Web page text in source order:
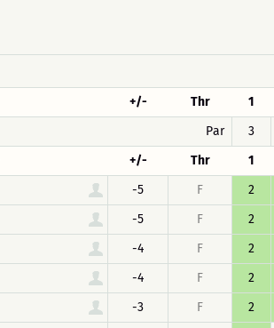
+/- Thr 1
Par
3
+/- Thr 1
-5 F 2
-5 F 2
-4 F 2
-4 F 2
-3 F 2